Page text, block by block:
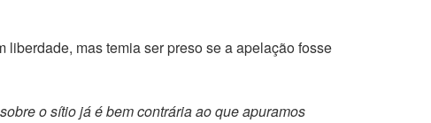
mas temia ser preso se a apelação fosse
o sítio já é bem contrária ao que apuramos